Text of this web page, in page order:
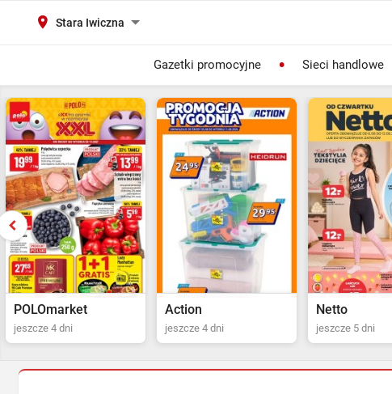
Stara Iwiczna
Gazetki promocyjne Sieci handlowe
Action
jeszcze 4 dni
Netto
jeszcze 5 dni
POLOmarket
ostatni dzień jutro